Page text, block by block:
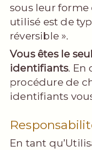
sous leur forme
utilisé est de
réversible ».
Vous êtes le
identifiants. En
procédure de
identifiants
En tant